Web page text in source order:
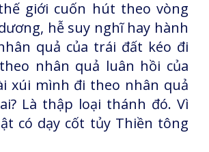
giới cuốn hút theo vòng
hễ suy nghĩ hay hành
quả của trái đất kéo đi
nhân quả luân hồi của
xúi mình đi theo nhân quả
Là thập loại thánh đó. Vì
có dạy cốt tủy Thiền tông